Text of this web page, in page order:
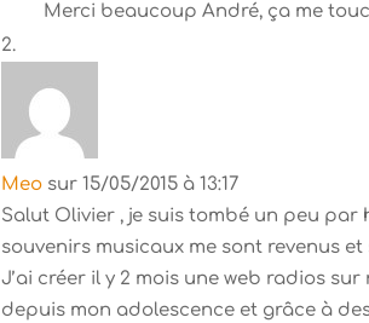
Merci beaucoup André, ça me
Meo sur 15/05/2015 à 13:17
Salut Olivier , je suis tombé un peu
souvenirs musicaux me sont revenus
J’ai créer il y 2 mois une web radios
depuis mon adolescence et grâce à